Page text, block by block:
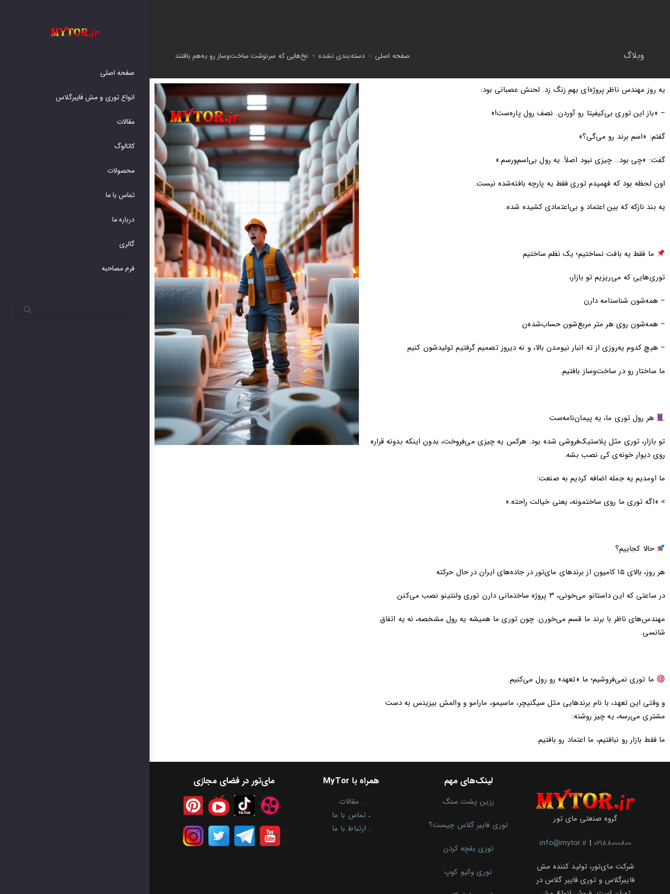
صفحه اصلی
انواع توری و مش فایبرگلاس
مقالات
کاتالوگ
محصولات
تماس با ما
درباره ما
گالری
فرم مصاحبه
وبلاگ صفحه اصلی > دسته‌بندی نشده > نخ‌هایی که سرنوشت ساخت‌وساز رو به‌هم بافتند.
یه روز مهندس ناظر پروژه‌ای بهم زنگ زد. لحنش عصبانی بود:
– «باز این توری بی‌کیفیتا رو آوردن. نصف رول پاره‌ست!»
گفتم: «اسم برند رو می‌گی؟»
گفت: «چی بود… چیزی نبود اصلاً. یه رول بی‌اسم‌و‌رسم.»
اون لحظه بود که فهمیدم توری فقط یه پارچه بافته‌شده نیست.
یه بند نازکه که بین اعتماد و بی‌اعتمادی کشیده شده.
ما فقط یه بافت نساختیم؛ یک نظم ساختیم
توری‌هایی که می‌ریزیم تو بازار،
– همه‌شون شناسنامه دارن
– همه‌شون روی هر متر مربع‌شون حساب‌شده‌ن
– هیچ کدوم یه‌روزی از ته انبار نیومدن بالا، و نه دیروز تصمیم گرفتیم تولیدشون کنیم
ما ساختار رو در ساخت‌وساز بافتیم.
هر رول توری ما، یه پیمان‌نامه‌ست
تو بازار، توری مثل پلاستیک‌فروشی شده بود. هرکس یه چیزی می‌فروخت، بدون اینکه بدونه قراره
روی دیوار خونه‌ی کی نصب بشه.
ما اومدیم یه جمله اضافه کردیم به صنعت:
> «اگه توری ما روی ساختمونه، یعنی خیالت راحته.»
حالا کجاییم؟
هر روز، بالای ۱۵ کامیون از برندهای مای‌تور در جاده‌های ایران در حال حرکته
در ساعتی که این داستانو می‌خونی، ۳ پروژه ساختمانی دارن توری ولنتینو نصب می‌کنن
مهندس‌های ناظر با برند ما قسم می‌خورن. چون توری ما همیشه یه رول مشخصه، نه یه اتفاق
شانسی.
ما توری نمی‌فروشیم؛ ما «تعهد» رو رول می‌کنیم.
و وقتی این تعهد، با نام برندهایی مثل سیگنیچر، ماسیمو، مارامو و والمش بیزینس به دست
مشتری می‌رسه، یه چیز روشنه:
ما فقط بازار رو نبافتیم، ما اعتماد رو بافتیم.
گروه صنعتی مای تور
info@mytor.ir| 02188000800
شرکت مای‌تور، تولید کننده مش
فایبرگلاس و توری فایبر گلاس در
لینک‌های مهم
رزین پشت سنگ
توری فایبر گلاس چیست؟
توری بقچه کردن
توری وکیو کوپ
همراه با MyTor
. مقالات
.تماس با ما
. ارتباط با ما
مای‌تور در فضای مجازی